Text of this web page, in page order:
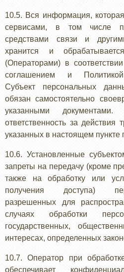
10.5. Вся информация,
сервисами, в том числе
средствами связи и
хранится и
(Операторами) в
соглашением и Политикой
Субъект персональных
обязан самостоятельно
указанными
ответственность за действия
указанных в настоящем пункте
10.6. Установленные
запреты на передачу (кроме
также на обработку или
получения доступа)
разрешенных для
случаях обработки
государственных,
интересах, определенных
10.7. Оператор при
обеспечивает